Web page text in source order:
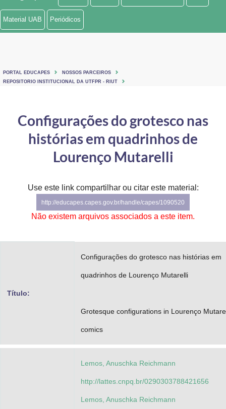
Ministério de Minas e Energia
Ministério do Turismo
Controladoria-Geral da União
Ministério da Mulher, da Família e dos Direitos Humanos
Secretaria de Governo
Gabinete de Segurança Institucional
Material UAB Periódicos
PORTAL EDUCAPES
NOSSOS PARCEIROS
REPOSITORIO INSTITUCIONAL DA UTFPR - RIUT
Configurações do grotesco nas
histórias em quadrinhos de
Lourenço Mutarelli
Use este link compartilhar ou citar este material:
http://educapes.capes.gov.br/handle/capes/1090520
Não existem arquivos associados a este item.
Título:
Configurações do grotesco nas histórias em
quadrinhos de Lourenço Mutarelli
Grotesque configurations in Lourenço
comics
Lemos, Anuschka Reichmann
http://lattes.cnpq.br/0290303788421656
Lemos, Anuschka Reichmann